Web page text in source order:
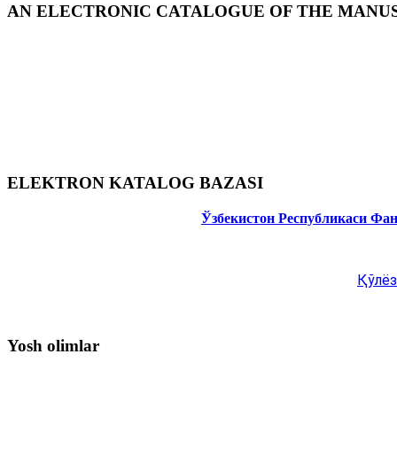
AN ELECTRONIC CATALOGUE OF THE
ELEKTRON KATALOG BAZASI
Ўзбекистон Республикаси
Yosh olimlar